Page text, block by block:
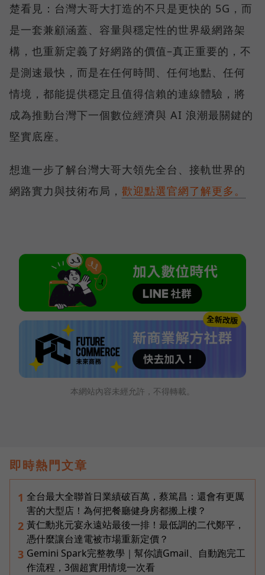
楚看見：台灣大哥大打造的不只是更快的 5G，而
是一套兼顧涵蓋、容量與穩定性的世界級網路架
構，也重新定義了好網路的價值–真正重要的，不
是測速最快，而是在任何時間、任何地點、任何
情境，都能提供穩定且值得信賴的連線體驗，將
成為推動台灣下一個數位經濟與 AI 浪潮最關鍵的
堅實底座。
想進一步了解台灣大哥大領先全台、接軌世界的
網路實力與技術布局， 歡迎點選官網了解更多。
本網站內容未經允許，不得轉載。
即時熱門文章
1 全台最大全聯首日業績破百萬，蔡篤昌：還會有更厲
害的大型店！為何把餐廳健身房都搬上樓？
2 黃仁勳兆元宴永遠站最後一排！最低調的二代鄭平，
憑什麼讓台達電被市場重新定價？
3 Gemini Spark完整教學｜幫你讀Gmail、自動跑完工
作流程，3個超實用情境一次看